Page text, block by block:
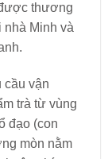
thương
nhà Minh và
cầu vận
trà từ vùng
đạo (con
mòn nằm